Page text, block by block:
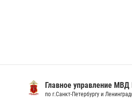
Главное управление МВД
по г.Санкт-Петербургу и